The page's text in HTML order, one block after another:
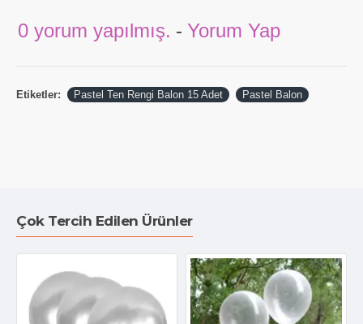
0 yorum yapılmış. - Yorum Yap
Etiketler: Pastel Ten Rengi Balon 15 Adet Pastel Balon
Çok Tercih Edilen Ürünler